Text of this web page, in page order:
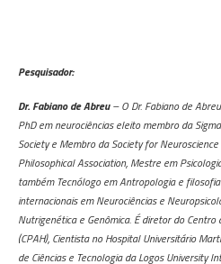
Pesquisador:
Dr. Fabiano de Abreu– O Dr. Fabiano de
PhD em neurociências eleito membro da
Society e Membro da Society for
Philosophical Association, Mestre em
também Tecnólogo em Antropologia e
internacionais em Neurociências e
Nutrigenética e Genômica. É diretor do
(CPAH), Cientista no Hospital Universitário
de Ciências e Tecnologia da Logos University